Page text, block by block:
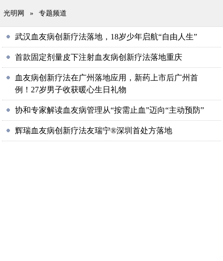
光明网 » 专题频道
武汉血友病创新疗法落地，18岁少年启航“自由人生”
首款固定剂量皮下注射血友病创新疗法落地重庆
血友病创新疗法在广州落地应用，新药上市后广州首
例！27岁男子收获暖心生日礼物
协和专家解读血友病管理从“按需止血”迈向“主动预防”
辉瑞血友病创新疗法友瑞宁®深圳首处方落地